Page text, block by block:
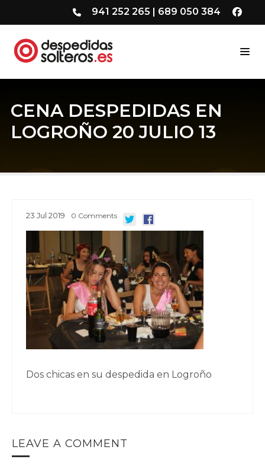
941 252 265 | 689 050 384
CENA DESPEDIDAS EN
LOGROÑO 20 JULIO 13
23 Jul 2019 0 Comments
Dos chicas en su despedida en Logroño
LEAVE A COMMENT